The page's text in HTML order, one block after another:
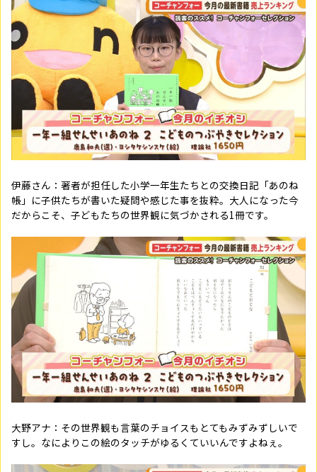
伊藤さん：著者が担任した小学一年生たちとの交換日記「あのね
帳」に子供たちが書いた疑問や感じた事を抜粋。大人になった今
だからこそ、子どもたちの世界観に気づかされる1冊です。
大野アナ：その世界観も言葉のチョイスもとてもみずみずしいで
すし。なによりこの絵のタッチがゆるくていいんですよねぇ。